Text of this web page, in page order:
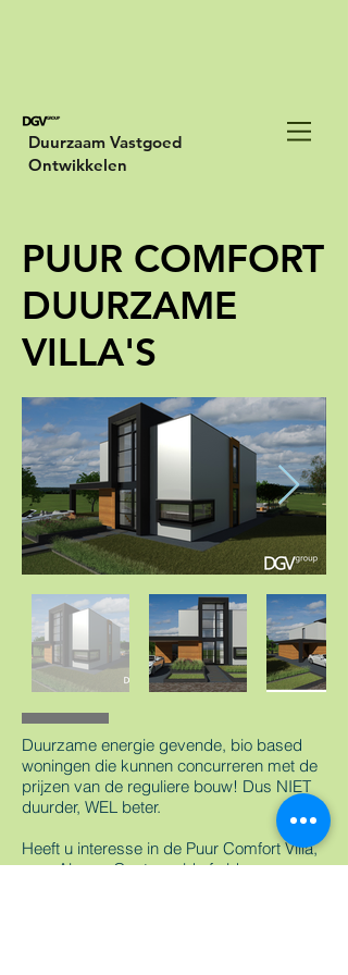
Duurzaam Vastgoed
Ontwikkelen
PUUR COMFORT
DUURZAME
VILLA'S
Duurzame energie gevende, bio based
woningen die kunnen concurreren met de
prijzen van de reguliere bouw! Dus NIET
duurder, WEL beter.
Heeft u interesse in de Puur Comfort Villa,
voor Almere Oosterwold of elders, neem